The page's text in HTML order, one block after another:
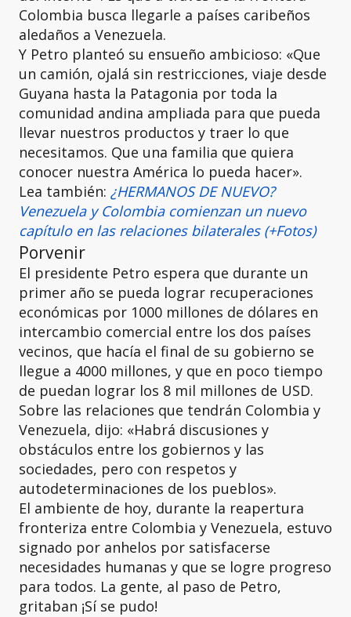
Colombia busca llegarle a países caribeños
aledaños a Venezuela.
Y Petro planteó su ensueño ambicioso: «Que
un camión, ojalá sin restricciones, viaje desde
Guyana hasta la Patagonia por toda la
comunidad andina ampliada para que pueda
llevar nuestros productos y traer lo que
necesitamos. Que una familia que quiera
conocer nuestra América lo pueda hacer».
Lea también: ¿HERMANOS DE NUEVO?
Venezuela y Colombia comienzan un nuevo
capítulo en las relaciones bilaterales (+Fotos)
Porvenir
El presidente Petro espera que durante un
primer año se pueda lograr recuperaciones
económicas por 1000 millones de dólares en
intercambio comercial entre los dos países
vecinos, que hacía el final de su gobierno se
llegue a 4000 millones, y que en poco tiempo
de puedan lograr los 8 mil millones de USD.
Sobre las relaciones que tendrán Colombia y
Venezuela, dijo: «Habrá discusiones y
obstáculos entre los gobiernos y las
sociedades, pero con respetos y
autodeterminaciones de los pueblos».
El ambiente de hoy, durante la reapertura
fronteriza entre Colombia y Venezuela, estuvo
signado por anhelos por satisfacerse
necesidades humanas y que se logre progreso
para todos. La gente, al paso de Petro,
gritaban ¡Sí se pudo!